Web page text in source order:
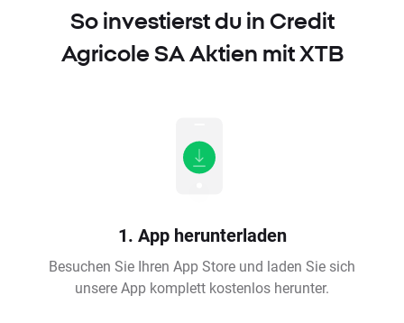
So investierst du in Credit
Agricole SA Aktien mit XTB
1. App herunterladen
Besuchen Sie Ihren App Store und laden Sie sich
unsere App komplett kostenlos herunter.